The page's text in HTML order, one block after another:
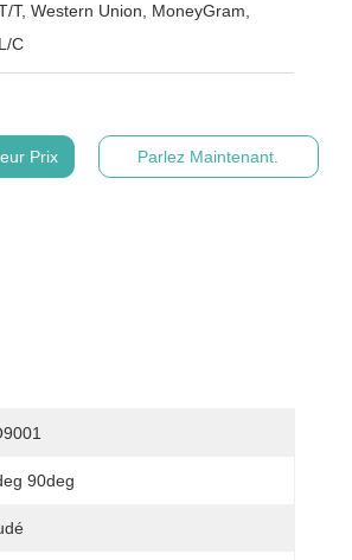
T, Western Union, MoneyGram,
L/C
Prix Parlez Maintenant.
90deg